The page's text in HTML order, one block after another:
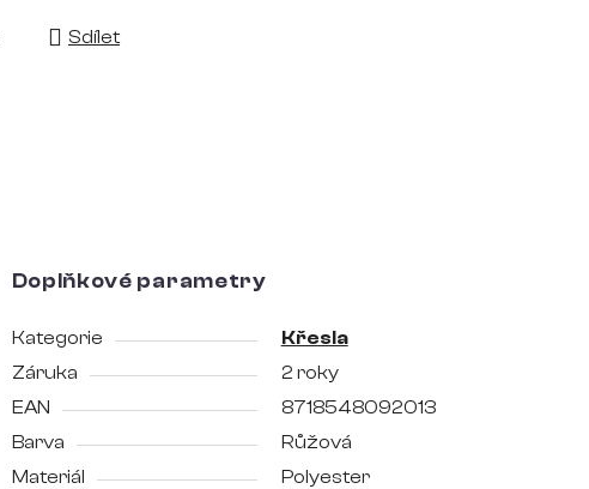
Sdílet
Doplňkové parametry
Kategorie
Křesla
Záruka
2 roky
EAN
8718548092013
Barva
Růžová
Materiál
Polyester